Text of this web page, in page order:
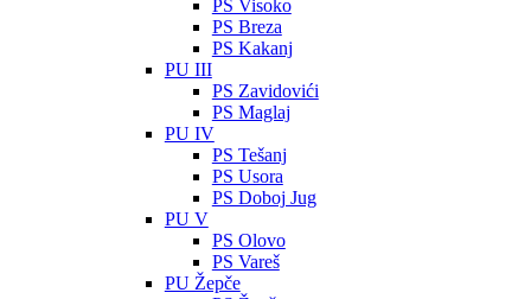
PS Visoko
PS Breza
PS Kakanj
PU III
PS Zavidovići
PS Maglaj
PU IV
PS Tešanj
PS Usora
PS Doboj Jug
PU V
PS Olovo
PS Vareš
PU Žepče